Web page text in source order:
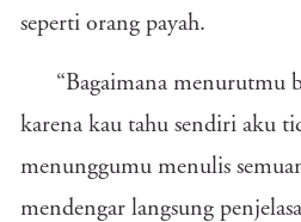
seperti orang payah.
“Bagaimana menurutmu
karena kau tahu sendiri aku
menunggumu menulis
mendengar langsung